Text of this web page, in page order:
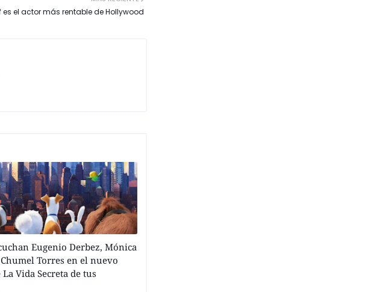
es el actor más rentable de Hollywood
Eugenio Derbez, Mónica
Torres en el nuevo
Vida Secreta de tus